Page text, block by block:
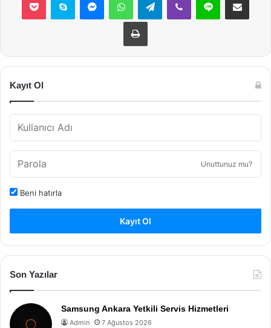
Yazdır
Kayıt Ol
Unuttunuz mu?
Beni hatırla
Kayıt Ol
Son Yazılar
Samsung Ankara Yetkili Servis Hizmetleri
Admin 7 Ağustos 2026